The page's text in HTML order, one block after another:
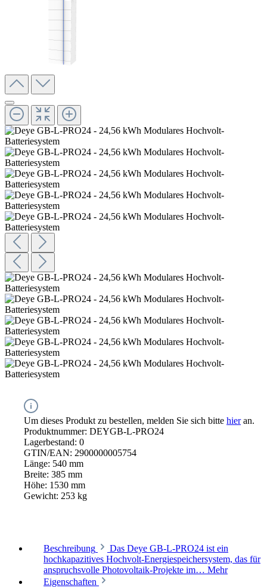
Um dieses Produkt zu bestellen, melden Sie sich bitte hieran.
Produktnummer: DEYGB-L-PRO24
Lagerbestand: 0
GTIN/EAN: 2900000005754
Länge: 540 mm
Breite: 385 mm
Höhe: 1530 mm
Gewicht: 253 kg
Beschreibung
Das Deye GB-L-PRO24 ist ein
hochkapazitives Hochvolt-Energiespeichersystem, das für
anspruchsvolle Photovoltaik-Projekte im… Mehr
Eigenschaften